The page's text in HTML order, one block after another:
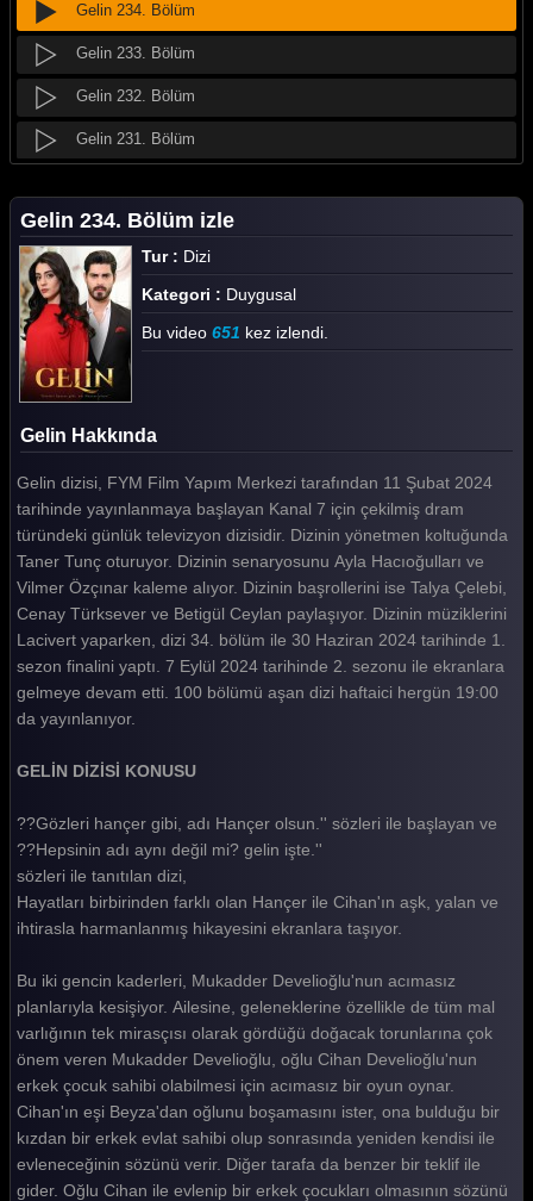
Gelin 234. Bölüm
Gelin 233. Bölüm
Gelin 232. Bölüm
Gelin 231. Bölüm
Gelin 229. Bölüm
Gelin 228. Bölüm
Gelin 227. Bölüm
Gelin 226. Bölüm
Gelin 225. Bölüm
Gelin 224. Bölüm
Gelin 223. Bölüm
Gelin 222. Bölüm
Gelin 221. Bölüm
Gelin 220. Bölüm
Gelin 219. Bölüm
Gelin 218. Bölüm
Gelin 216. Bölüm
Gelin 215. Bölüm
Gelin 214. Bölüm
Gelin 213. Bölüm
Gelin 211. Bölüm
Gelin 210. Bölüm
Gelin 209. Bölüm
Gelin 208. Bölüm
Gelin 207. Bölüm
Gelin 234. Bölüm izle
Tur : Dizi
Kategori : Duygusal
Bu video 651 kez izlendi.
Gelin Hakkında
Gelin dizisi, FYM Film Yapım Merkezi tarafından 11 Şubat 2024
tarihinde yayınlanmaya başlayan Kanal 7 için çekilmiş dram
türündeki günlük televizyon dizisidir. Dizinin yönetmen koltuğunda
Taner Tunç oturuyor. Dizinin senaryosunu Ayla Hacıoğulları ve
Vilmer Özçınar kaleme alıyor. Dizinin başrollerini ise Talya Çelebi,
Cenay Türksever ve Betigül Ceylan paylaşıyor. Dizinin müziklerini
Lacivert yaparken, dizi 34. bölüm ile 30 Haziran 2024 tarihinde 1.
sezon finalini yaptı. 7 Eylül 2024 tarihinde 2. sezonu ile ekranlara
gelmeye devam etti. 100 bölümü aşan dizi haftaici hergün 19:00
da yayınlanıyor.
GELİN DİZİSİ KONUSU
??Gözleri hançer gibi, adı Hançer olsun.'' sözleri ile başlayan ve
??Hepsinin adı aynı değil mi? gelin işte.''
sözleri ile tanıtılan dizi,
Hayatları birbirinden farklı olan Hançer ile Cihan'ın aşk, yalan ve
ihtirasla harmanlanmış hikayesini ekranlara taşıyor.
Bu iki gencin kaderleri, Mukadder Develioğlu'nun acımasız
planlarıyla kesişiyor. Ailesine, geleneklerine özellikle de tüm mal
varlığının tek mirasçısı olarak gördüğü doğacak torunlarına çok
önem veren Mukadder Develioğlu, oğlu Cihan Develioğlu'nun
erkek çocuk sahibi olabilmesi için acımasız bir oyun oynar.
Cihan'ın eşi Beyza'dan oğlunu boşamasını ister, ona bulduğu bir
kızdan bir erkek evlat sahibi olup sonrasında yeniden kendisi ile
evleneceğinin sözünü verir. Diğer tarafa da benzer bir teklif ile
gider. Oğlu Cihan ile evlenip bir erkek çocukları olmasının sözünü